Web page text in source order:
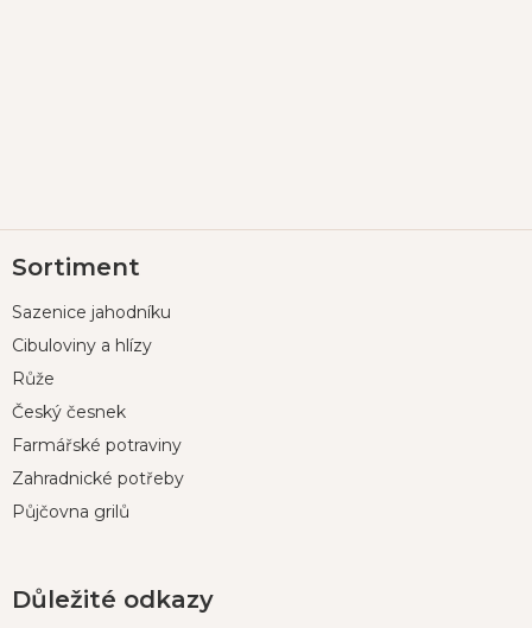
á
a
Sortiment
Sazenice jahodníku
Cibuloviny a hlízy
Růže
Český česnek
Farmářské potraviny
Zahradnické potřeby
Půjčovna grilů
Důležité odkazy